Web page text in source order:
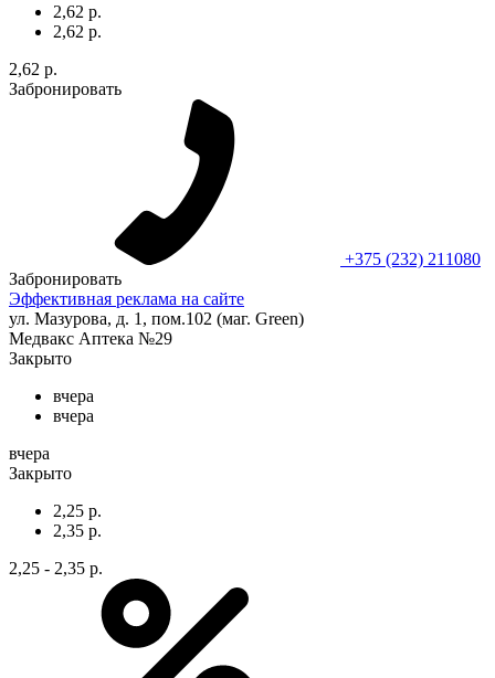
2,62 р.
2,62 р.
2,62 р.
Забронировать
+375 (232) 211080
Забронировать
Эффективная реклама на сайте
ул. Мазурова, д. 1, пом.102 (маг. Green)
Медвакс Аптека №29
Закрыто
вчера
вчера
вчера
Закрыто
2,25 р.
2,35 р.
2,25 - 2,35 р.